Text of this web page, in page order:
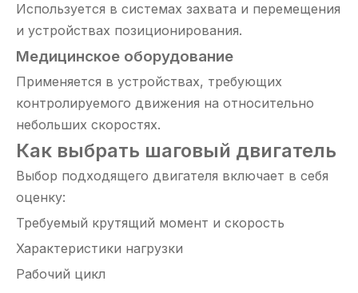
Используется в системах захвата и перемещения
и устройствах позиционирования.
Медицинское оборудование
Применяется в устройствах, требующих
контролируемого движения на относительно
небольших скоростях.
Как выбрать шаговый двигатель
Выбор подходящего двигателя включает в себя
оценку:
Требуемый крутящий момент и скорость
Характеристики нагрузки
Рабочий цикл